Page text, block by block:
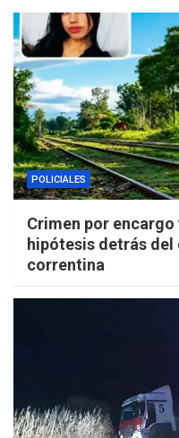
POLICIALES
Crimen por encargo
hipótesis detrás
correntina